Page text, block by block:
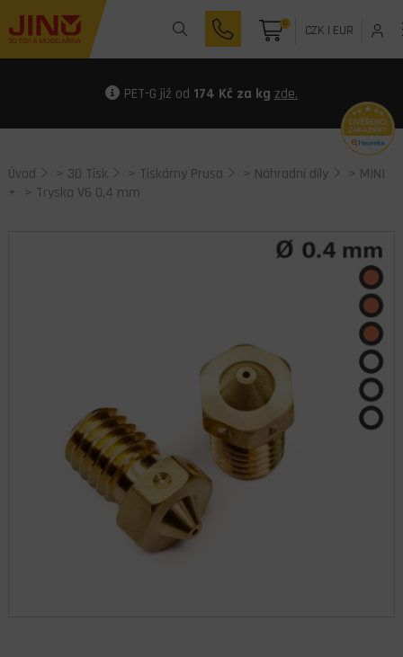
0 CZK| EUR
PET-G již od 174 Kč za kg zde.
Úvod > 3D Tisk > Tiskárny Prusa > Náhradní díly > MINI
+
> Tryska V6 0,4 mm